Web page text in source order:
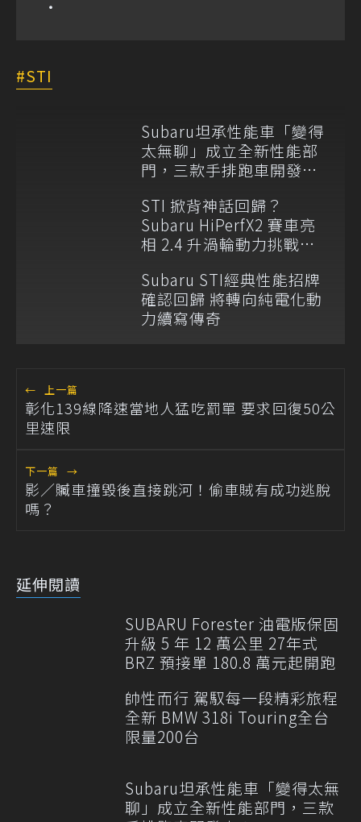
STI
Subaru坦承性能車「變得
太無聊」成立全新性能部
門，三款手排跑車開發
STI 掀背神話回歸？
Subaru HiPerfX2 賽車亮
相 2.4 升渦輪動力挑戰耐
Subaru STI經典性能招牌
確認回歸 將轉向純電化動
力續寫傳奇
← 上一篇
彰化139線降速當地人猛吃罰單 要求回復50公
里速限
下一篇 →
影／贓車撞毀後直接跳河！偷車賊有成功逃脫
嗎？
延伸閱讀
SUBARU Forester 油電版保固
升級 5 年 12 萬公里 27年式
BRZ 預接單 180.8 萬元起開跑
帥性而行 駕馭每一段精彩旅程
全新 BMW 318i Touring全台
限量200台
Subaru坦承性能車「變得太無
聊」成立全新性能部門，三款